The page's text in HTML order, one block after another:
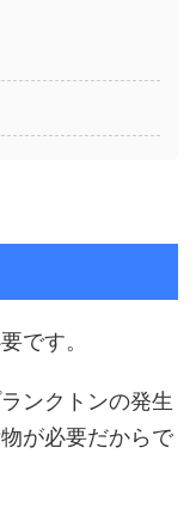
です。
ンクトンの発生
が必要だからで